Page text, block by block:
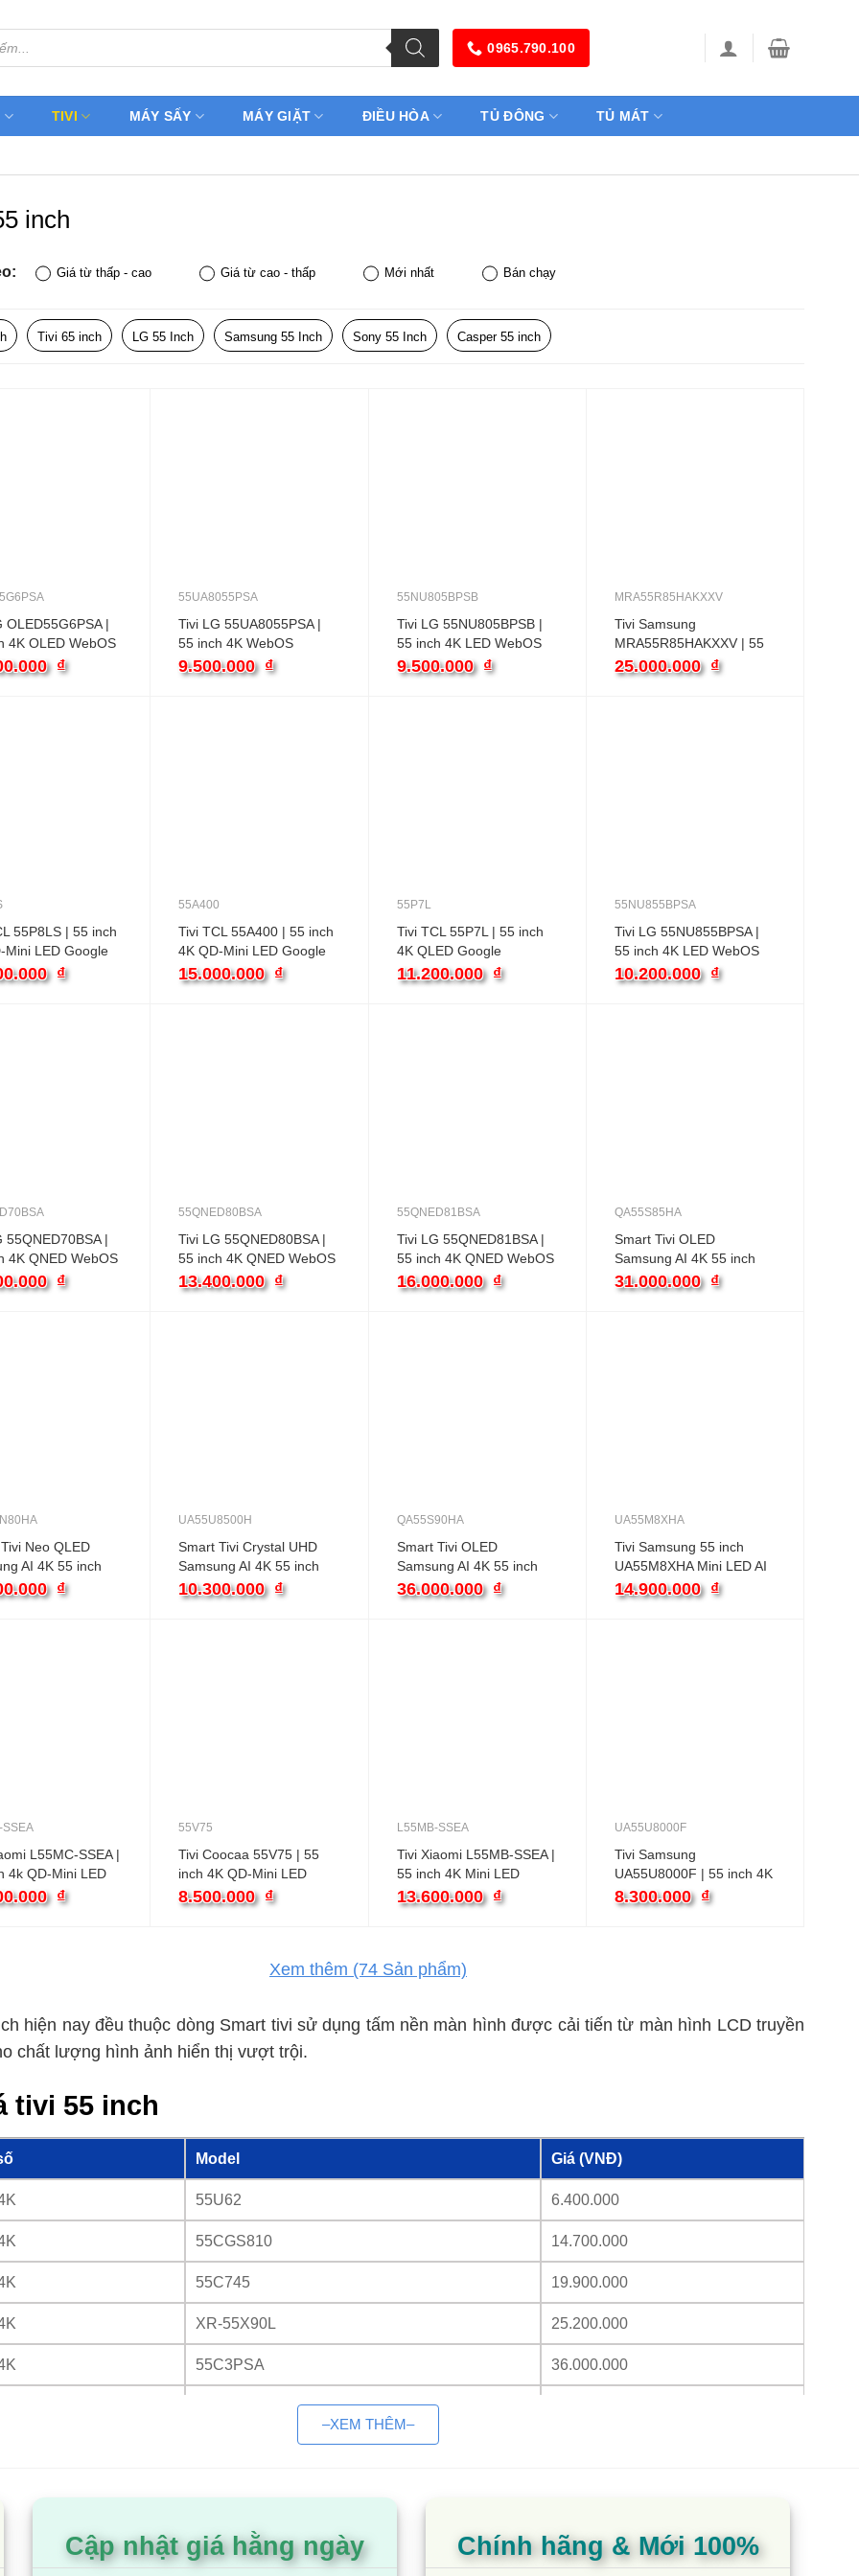
0965.790.100
TIVI MÁY SẤY MÁY GIẶT ĐIỀU HÒA TỦ ĐÔNG TỦ MÁT
inch
Giá từ thấp - cao Giá từ cao - thấp Mới nhất Bán chạy
Tivi 65 inch LG 55 Inch Samsung 55 Inch Sony 55 Inch Casper 55 inch
OLED55G6PSA |
4K OLED WebOS
₫
55UA8055PSA
Tivi LG 55UA8055PSA |
55 inch 4K WebOS
9.500.000 ₫
55NU805BPSB
Tivi LG 55NU805BPSB |
55 inch 4K LED WebOS
9.500.000 ₫
MRA55R85HAKXXV
Tivi Samsung
MRA55R85HAKXXV | 55
inch 4K Tizen
25.000.000 ₫
55P8LS | 55 inch
Mini LED Google
₫
55A400
Tivi TCL 55A400 | 55 inch
4K QD-Mini LED Google
15.000.000 ₫
55P7L
Tivi TCL 55P7L | 55 inch
4K QLED Google
11.200.000 ₫
55NU855BPSA
Tivi LG 55NU855BPSA |
55 inch 4K LED WebOS
10.200.000 ₫
55QNED70BSA |
4K QNED WebOS
₫
55QNED80BSA
Tivi LG 55QNED80BSA |
55 inch 4K QNED WebOS
13.400.000 ₫
55QNED81BSA
Tivi LG 55QNED81BSA |
55 inch 4K QNED WebOS
16.000.000 ₫
QA55S85HA
Smart Tivi OLED
Samsung AI 4K 55 inch
QA55S85HA
31.000.000 ₫
Neo QLED
AI 4K 55 inch
₫
UA55U8500H
Smart Tivi Crystal UHD
Samsung AI 4K 55 inch
UA55U8500H
10.300.000 ₫
QA55S90HA
Smart Tivi OLED
Samsung AI 4K 55 inch
QA55S90HA
36.000.000 ₫
UA55M8XHA
Tivi Samsung 55 inch
UA55M8XHA Mini LED AI
4K
14.900.000 ₫
SSEA
L55MC-SSEA |
4k QD-Mini LED
₫
55V75
Tivi Coocaa 55V75 | 55
inch 4K QD-Mini LED
Google
8.500.000 ₫
L55MB-SSEA
Tivi Xiaomi L55MB-SSEA |
55 inch 4K Mini LED
Google
13.600.000 ₫
UA55U8000F
Tivi Samsung
UA55U8000F | 55 inch 4K
Crystal UHD Tizen
8.300.000 ₫
Xem thêm (74 Sản phẩm)
hiện nay đều thuộc dòng Smart tivi sử dụng tấm nền màn hình được cải tiến từ màn hình LCD truyền
chất lượng hình ảnh hiển thị vượt trội.
tivi 55 inch
Model Giá (VNĐ)
55U62 6.400.000
55CGS810 14.700.000
55C745 19.900.000
XR-55X90L 25.200.000
55C3PSA 36.000.000
QA55QN700A
QA55QN700B 35.500.000
–XEM THÊM–
Cập nhật giá hằng ngày Chính hãng & Mới 100%